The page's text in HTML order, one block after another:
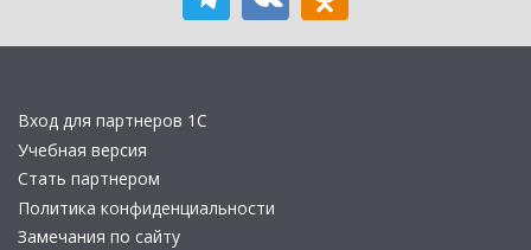
Вход для партнеров 1С
Учебная версия
Стать партнером
Политика конфиденциальности
Замечания по сайту